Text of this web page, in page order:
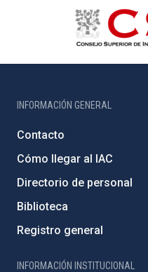
INFORMACIÓN GENERAL
Contacto
Cómo llegar al IAC
Directorio de personal
Biblioteca
Registro general
INFORMACIÓN INSTITUCIONAL